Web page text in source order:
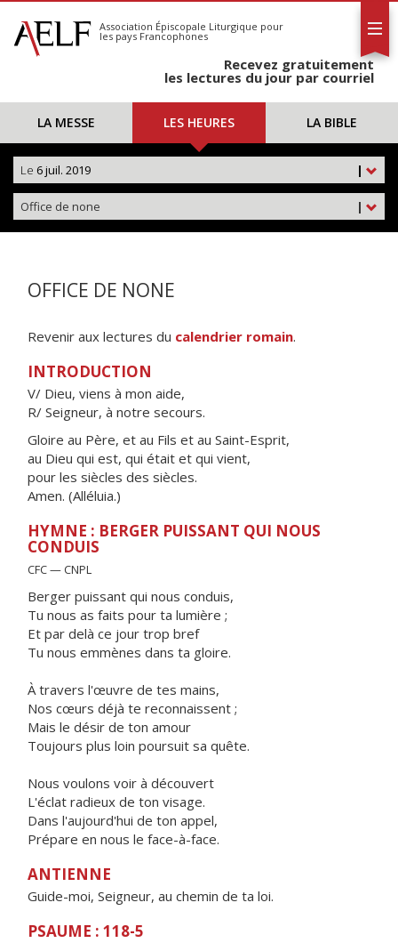
S'abonner
Calendrier
Association Épiscopale Liturgique pour
les pays Francophones
Recevez gratuitement
les lectures du jour par courriel
LA MESSE LES HEURES LA BIBLE
|
Le 6 juil. 2019
|
Office de none
OFFICE DE NONE
Revenir aux lectures du calendrier romain.
INTRODUCTION
V/ Dieu, viens à mon aide,
R/ Seigneur, à notre secours.
Gloire au Père, et au Fils et au Saint-Esprit,
au Dieu qui est, qui était et qui vient,
pour les siècles des siècles.
Amen. (Alléluia.)
HYMNE : BERGER PUISSANT QUI NOUS
CONDUIS
CFC — CNPL
Berger puissant qui nous conduis,
Tu nous as faits pour ta lumière ;
Et par delà ce jour trop bref
Tu nous emmènes dans ta gloire.
À travers l'œuvre de tes mains,
Nos cœurs déjà te reconnaissent ;
Mais le désir de ton amour
Toujours plus loin poursuit sa quête.
Nous voulons voir à découvert
L'éclat radieux de ton visage.
Dans l'aujourd'hui de ton appel,
Prépare en nous le face-à-face.
ANTIENNE
Guide-moi, Seigneur, au chemin de ta loi.
PSAUME : 118-5